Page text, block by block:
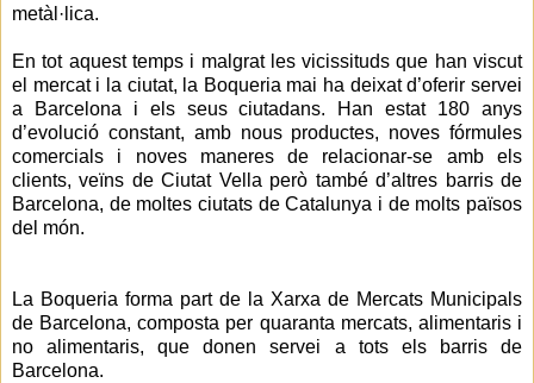
metàl·lica.
En tot aquest temps i malgrat les vicissituds que han viscut
el mercat i la ciutat, la Boqueria mai ha deixat d’oferir servei
a Barcelona i els seus ciutadans. Han estat 180 anys
d’evolució constant, amb nous productes, noves fórmules
comercials i noves maneres de relacionar-se amb els
clients, veïns de Ciutat Vella però també d’altres barris de
Barcelona, de moltes ciutats de Catalunya i de molts països
del món.
La Boqueria forma part de la Xarxa de Mercats Municipals
de Barcelona, composta per quaranta mercats, alimentaris i
no alimentaris, que donen servei a tots els barris de
Barcelona.